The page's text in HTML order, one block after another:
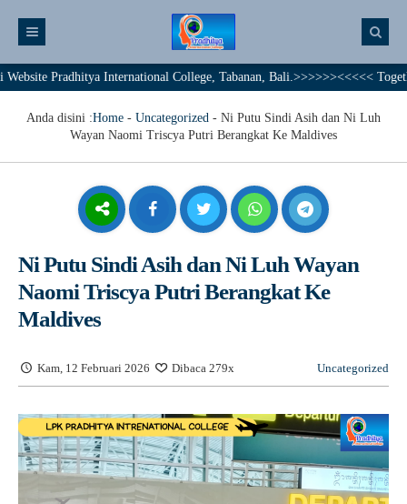
International College, Tabanan, Bali.>>>>>><<<<< Together
Anda disini :Home - Uncategorized - Ni Putu Sindi Asih dan Ni Luh
Wayan Naomi Triscya Putri Berangkat Ke Maldives
Ni Putu Sindi Asih dan Ni Luh Wayan
Naomi Triscya Putri Berangkat Ke
Maldives
Kam, 12 Februari 2026 Dibaca 279x Uncategorized